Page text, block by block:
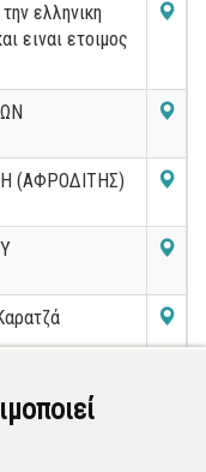
ελληνικη
ειναι ετοιμος
(ΑΦΡΟΔΙΤΗΣ)